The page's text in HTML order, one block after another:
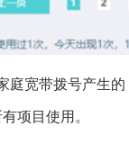
庭宽带拨号产生
项目使用。